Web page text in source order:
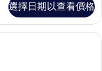
選擇日期以查看價格